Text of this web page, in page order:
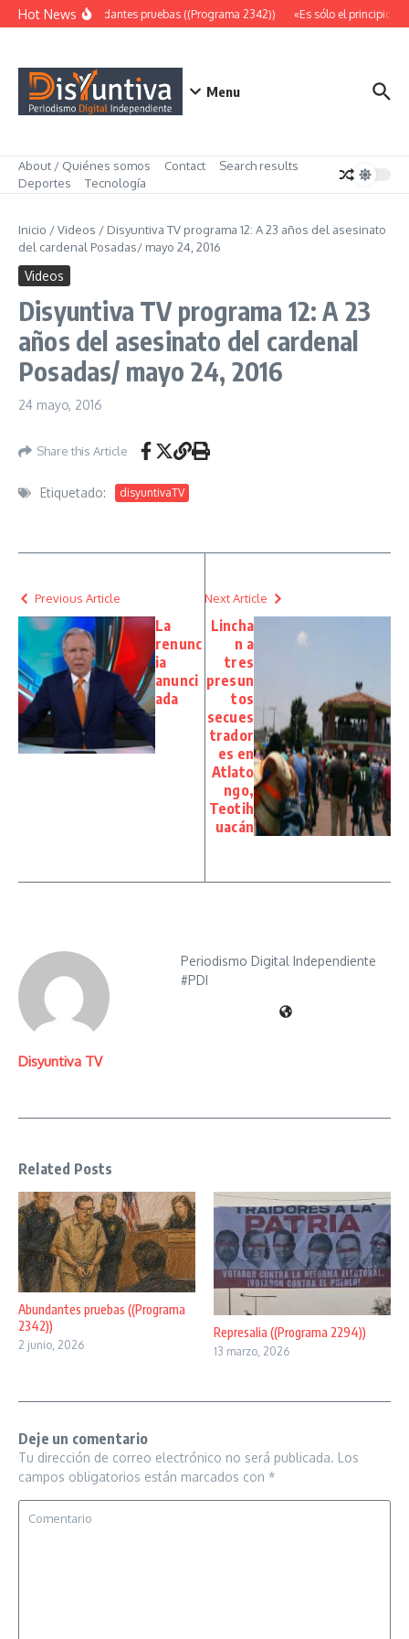
Saltar al contenido
Hot NewsAbundantes pruebas ((Programa 2342)) «Es sólo el principio»
Menu
About / Quiénes somos Contact
Search results
Deportes
Tecnología
Inicio /Videos / Disyuntiva TV programa 12: A 23 años del asesinato
del cardenal Posadas/ mayo 24, 2016
Videos
Disyuntiva TV programa 12: A 23
años del asesinato del cardenal
Posadas/ mayo 24, 2016
24 mayo, 2016
Share this Article
Etiquetado: disyuntivaTV
Previous Article
La
renunc
ia
anunci
ada
Next Article
Lincha
n a
tres
presun
tos
secues
trador
es en
Atlato
ngo,
Teotih
uacán
Disyuntiva TV
Periodismo Digital Independiente
#PDI
Related Posts
Abundantes pruebas ((Programa
2342))
2 junio, 2026
Represalia ((Programa 2294))
13 marzo, 2026
Deje un comentario
Tu dirección de correo electrónico no será publicada. Los
campos obligatorios están marcados con *